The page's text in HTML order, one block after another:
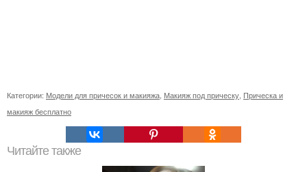
Категории: Модели для причесок и макияжа Макияж под прическу Прическа и
макияж бесплатно
Читайте также